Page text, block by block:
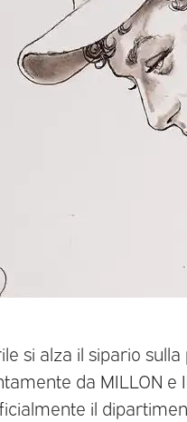
si alza il sipario
da MILLON e
il